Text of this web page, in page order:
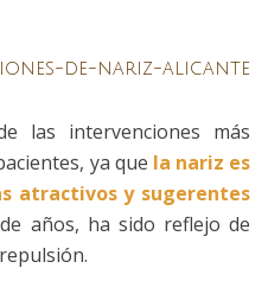
las intervenciones más
ya que la nariz es
atractivos y sugerentes
años, ha sido reflejo de